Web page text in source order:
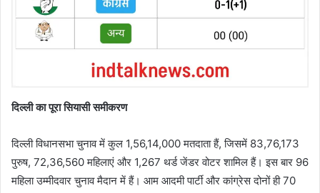
दिल्ली का पूरा सियासी समीकरण
दिल्ली विधानसभा चुनाव में कुल 1,56,14,000 मतदाता हैं, जिसमें 83,76,173
पुरुष, 72,36,560 महिलाएं और 1,267 थर्ड जेंडर वोटर शामिल हैं। इस बार 96
महिला उम्मीदवार चुनाव मैदान में हैं। आम आदमी पार्टी और कांग्रेस दोनों ही 70